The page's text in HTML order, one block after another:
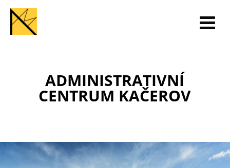
ADMINISTRATIVNÍ
CENTRUM KAČEROV